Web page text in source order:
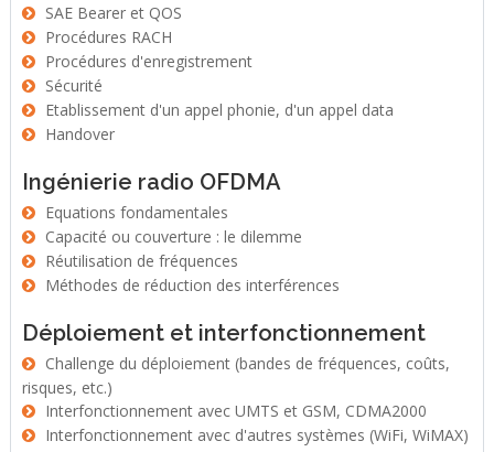
SAE Bearer et QOS
Procédures RACH
Procédures d'enregistrement
Sécurité
Etablissement d'un appel phonie, d'un appel data
Handover
Ingénierie radio OFDMA
Equations fondamentales
Capacité ou couverture : le dilemme
Réutilisation de fréquences
Méthodes de réduction des interférences
Déploiement et interfonctionnement
risques, etc.)
Interfonctionnement avec UMTS et GSM, CDMA2000
Interfonctionnement avec d'autres systèmes (WiFi, WiMAX)